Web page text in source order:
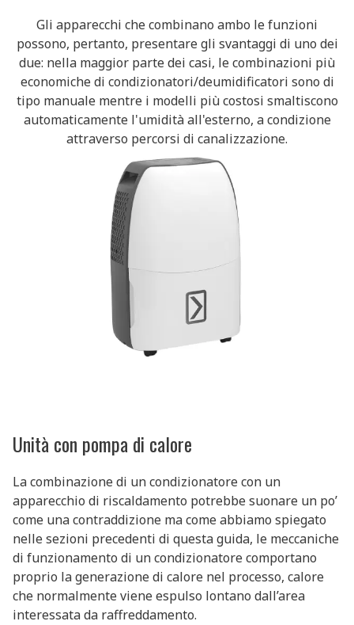
Gli apparecchi che combinano ambo le funzioni
possono, pertanto, presentare gli svantaggi di uno dei
due: nella maggior parte dei casi, le combinazioni più
economiche di condizionatori/deumidificatori sono di
tipo manuale mentre i modelli più costosi smaltiscono
automaticamente l'umidità all'esterno, a condizione
attraverso percorsi di canalizzazione.
Unità con pompa di calore
La combinazione di un condizionatore con un
apparecchio di riscaldamento potrebbe suonare un po’
come una contraddizione ma come abbiamo spiegato
nelle sezioni precedenti di questa guida, le meccaniche
di funzionamento di un condizionatore comportano
proprio la generazione di calore nel processo, calore
che normalmente viene espulso lontano dall’area
interessata da raffreddamento.